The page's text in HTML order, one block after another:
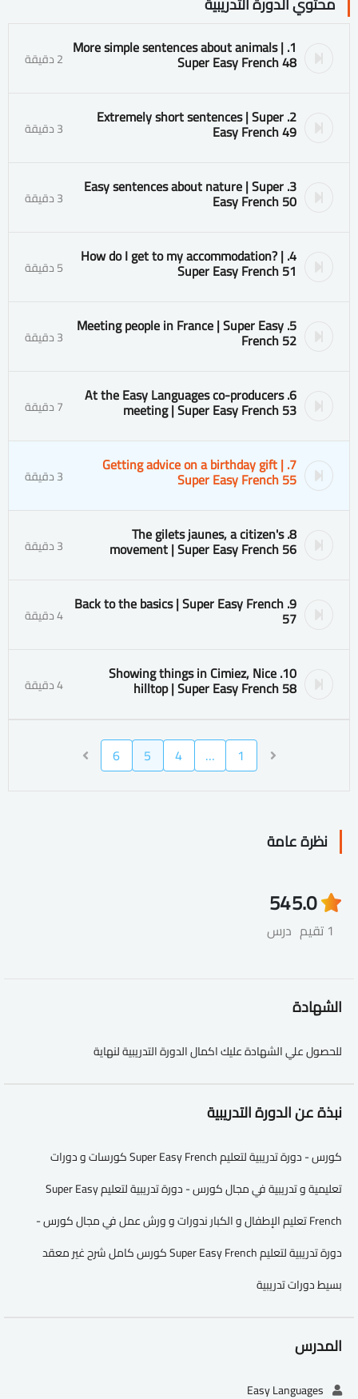
1. More simple sentences about animals |
Super Easy French 48 2 دقيقة
2. Extremely short sentences | Super
Easy French 49 3 دقيقة
3. Easy sentences about nature | Super
Easy French 50 3 دقيقة
4. How do I get to my accommodation? |
Super Easy French 51 5 دقيقة
5. Meeting people in France | Super Easy
French 52 3 دقيقة
6. At the Easy Languages co-producers
meeting | Super Easy French 53 7 دقيقة
7. Getting advice on a birthday gift |
Super Easy French 55 3 دقيقة
8. The gilets jaunes, a citizen's
movement | Super Easy French 56 3 دقيقة
9. Back to the basics | Super Easy French
57 4 دقيقة
10. Showing things in Cimiez, Nice
hilltop | Super Easy French 58 4 دقيقة
1
…
4
5
6
نظرة عامة
5.0
1 تقيم
54
درس
الشهادة
للحصول علي الشهادة عليك اكمال الدورة التدريبية لنهاية
نبذة عن الدورة التدريبية
كورس - دورة تدريبية لتعليم Super Easy French كورسات و دورات
تعليمية و تدريبية في مجال كورس - دورة تدريبية لتعليم Super Easy
French تعليم الإطفال و الكبار ندورات و ورش عمل في مجال كورس -
دورة تدريبية لتعليم Super Easy French كورس كامل شرح غير معقد
بسيط دورات تدريبية
المدرس